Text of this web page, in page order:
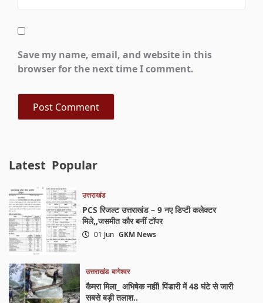
Save my name, email, and website in this
browser for the next time I comment.
Latest Popular
उत्तराखंड
PCS रिजल्ट उत्तराखंड – 9 नए डिप्टी कलेक्टर
मिले,,जसमीत कौर बनीं टॉपर
01 Jun GKM News
उत्तराखंड बागेश्वर
कैमरा मिला_ अभिषेक नहीं! पिंडारी में 48 घंटे से जारी
सबसे बड़ी तलाश..